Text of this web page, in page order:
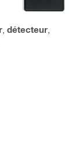
détecteur